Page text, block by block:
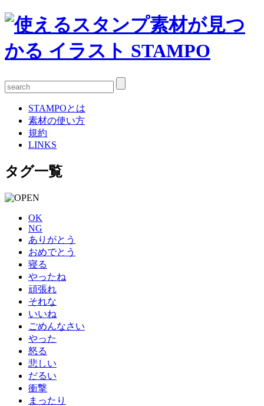
STAMPOとは
素材の使い方
規約
LINKS
タグ一覧
OK
NG
ありがとう
おめでとう
寝る
やったね
頑張れ
それな
いいね
ごめんなさい
やった
怒る
悲しい
だるい
衝撃
まったり